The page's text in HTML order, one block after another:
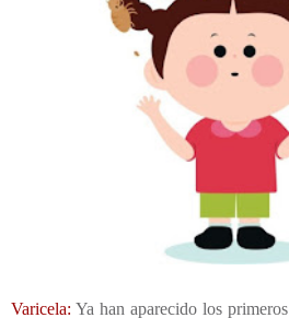
Varicela: Ya han aparecido los